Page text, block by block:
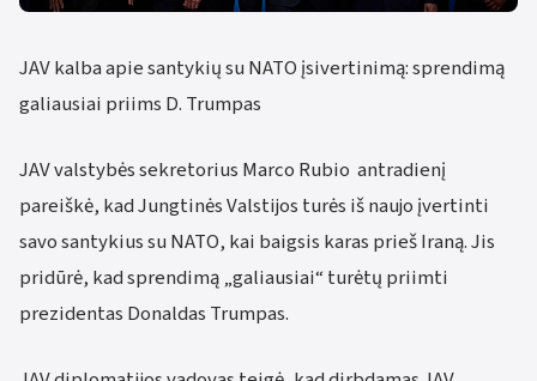
JAV kalba apie santykių su NATO įsivertinimą: sprendimą
galiausiai priims D. Trumpas
JAV valstybės sekretorius Marco Rubio antradienį
pareiškė, kad Jungtinės Valstijos turės iš naujo įvertinti
savo santykius su NATO, kai baigsis karas prieš Iraną. Jis
pridūrė, kad sprendimą „galiausiai“ turėtų priimti
prezidentas Donaldas Trumpas.